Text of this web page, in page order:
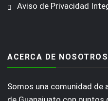
Aviso de Privacidad
ACERCA DE NOSOTROS
Somos una comunidad de